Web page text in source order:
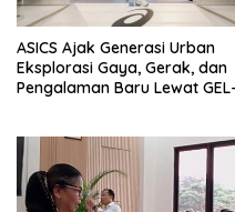
ASICS Ajak Generasi Urban
Eksplorasi Gaya, Gerak, dan
Pengalaman Baru Lewat GEL-